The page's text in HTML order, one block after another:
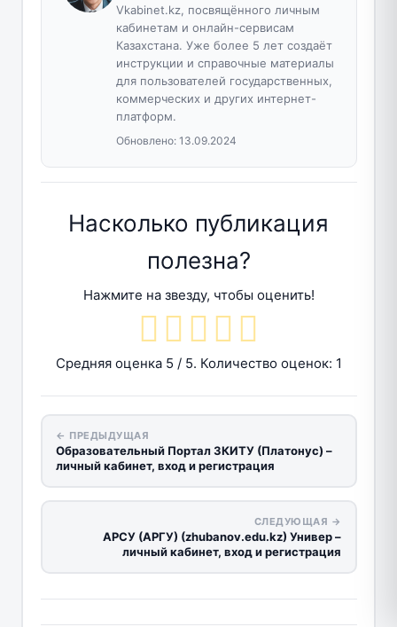
Vkabinet.kz, посвящённого личным
кабинетам и онлайн-сервисам
Казахстана. Уже более 5 лет создаёт
инструкции и справочные материалы
для пользователей государственных,
коммерческих и других интернет-
платформ.
Обновлено: 13.09.2024
Насколько публикация
полезна?
Нажмите на звезду, чтобы оценить!
Средняя оценка 5 / 5. Количество оценок: 1
← ПРЕДЫДУЩАЯ
Образовательный Портал ЗКИТУ (Платонус) –
личный кабинет, вход и регистрация
СЛЕДУЮЩАЯ →
АРСУ (АРГУ) (zhubanov.edu.kz) Универ –
личный кабинет, вход и регистрация